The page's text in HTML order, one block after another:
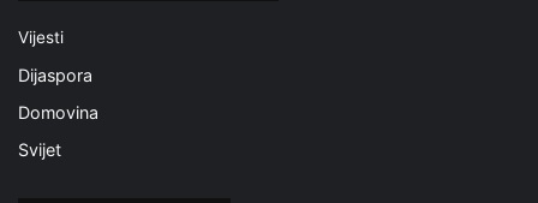
Vijesti
Dijaspora
Domovina
Svijet